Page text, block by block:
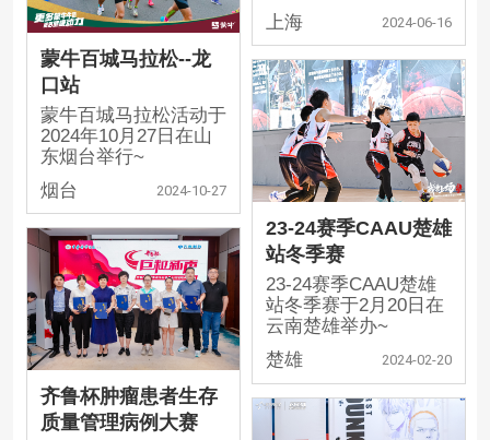
蒙牛百城马拉松--龙
口站
蒙牛百城马拉松活动于
2024年10月27日在山
东烟台举行~
烟台
2024-10-27
齐鲁杯肿瘤患者生存
质量管理病例大赛
上海
2024-06-16
23-24赛季CAAU楚雄
站冬季赛
23-24赛季CAAU楚雄
站冬季赛于2月20日在
云南楚雄举办~
楚雄
2024-02-20